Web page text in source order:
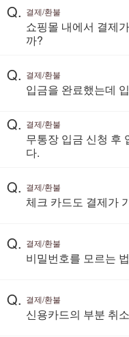
Q. 결제/환불
쇼핑몰 내에서 결제
까?
Q. 결제/환불
입금을 완료했는데
Q. 결제/환불
무통장 입금 신청 후
다.
Q. 결제/환불
체크 카드도 결제가
Q. 결제/환불
비밀번호를 모르는
Q. 결제/환불
신용카드의 부분 취